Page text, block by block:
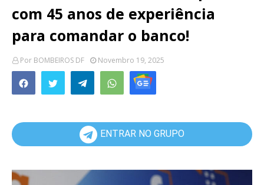
com 45 anos de experiência
para comandar o banco!
Por BOMBEIROS DF Novembro 19, 2025
ENTRAR NO GRUPO